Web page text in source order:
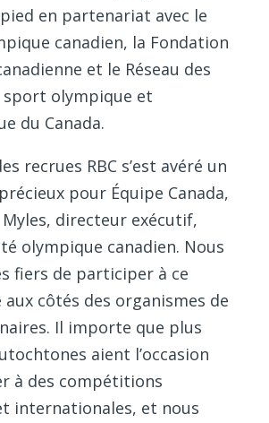
en partenariat avec le
canadien, la Fondation
et le Réseau des
olympique et
du Canada.
recrues RBC s’est avéré un
pour Équipe Canada,
directeur exécutif,
olympique canadien. Nous
fiers de participer à ce
côtés des organismes de
Il importe que plus
aient l’occasion
à des compétitions
internationales, et nous